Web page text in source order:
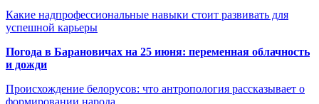
Какие надпрофессиональные навыки стоит развивать для
успешной карьеры
Погода в Барановичах на 25 июня: переменная облачность
и дожди
Происхождение белорусов: что антропология рассказывает о
формировании народа